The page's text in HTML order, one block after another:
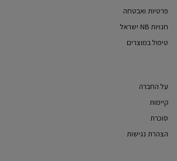
פרטיות ואבטחה
חנויות NB ישראל
טיפול במוצרים
על החברה
קיימות
סוכרת
הצהרת נגישות